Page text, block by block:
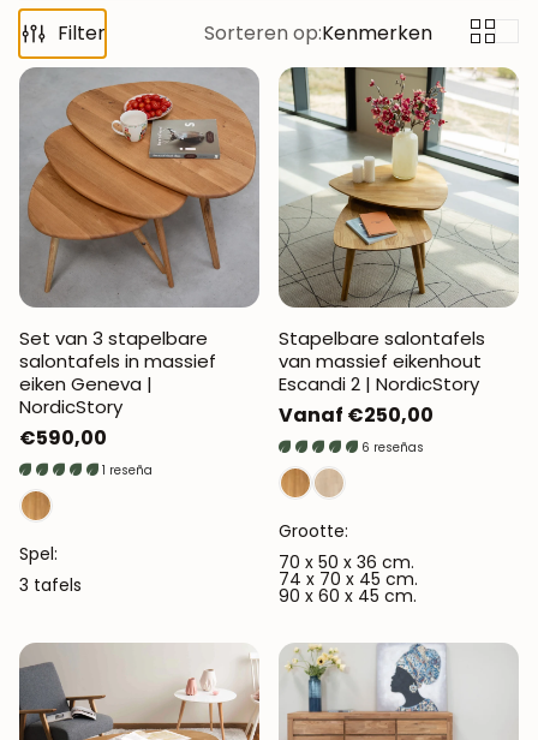
Dressoirs
Kasten
Kapstokken
Filter Sorteren op:Kenmerken
Set van 3 stapelbare
salontafels in massief
eiken Geneva |
NordicStory
Normale
prijs
€590,00
1 reseña
Spel:
3 tafels
Stapelbare salontafels
van massief eikenhout
Escandi 2 | NordicStory
Normale
prijs
Vanaf €250,00
6 reseñas
Grootte:
70 x 50 x 36 cm.
74 x 70 x 45 cm.
90 x 60 x 45 cm.